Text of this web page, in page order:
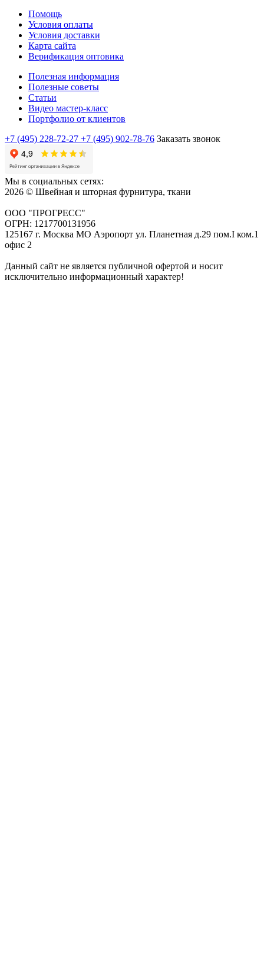
Помощь
Условия оплаты
Условия доставки
Карта сайта
Верификация оптовика
Полезная информация
Полезные советы
Статьи
Видео мастер-класс
Портфолио от клиентов
+7 (495) 228-72-27 +7 (495) 902-78-76 Заказать звонок
Мы в социальных сетях:
2026 © Швейная и шторная фурнитура, ткани
ООО "ПРОГРЕСС"
ОГРН: 1217700131956
125167 г. Москва МО Аэропорт ул. Планетная д.29 пом.I ком.1
офис 2
Данный сайт не является публичной офертой и носит
исключительно информационный характер!